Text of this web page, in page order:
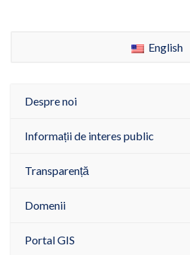
English
Despre noi
Informații de interes public
Transparență
Domenii
Portal GIS